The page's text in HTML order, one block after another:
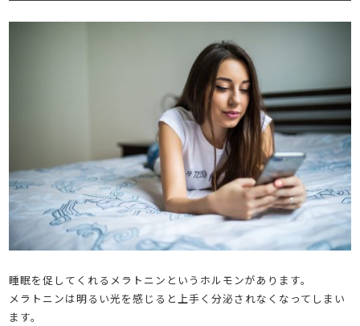
睡眠を促してくれるメラトニンというホルモンがあります。
メラトニンは明るい光を感じると上手く分泌されなくなってしまい
ます。